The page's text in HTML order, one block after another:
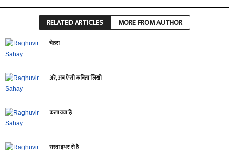
RELATED ARTICLES MORE FROM AUTHOR
चेहरा
अरे, अब ऐसी कविता लिखो
कला क्या है
रास्ता इधर से है